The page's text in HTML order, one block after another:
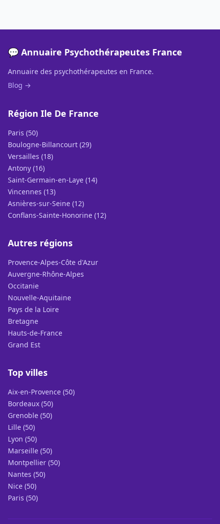
💬 Annuaire Psychothérapeutes France
Annuaire des psychothérapeutes en France.
Blog →
Région Ile De France
Paris (50)
Boulogne-Billancourt (29)
Versailles (18)
Antony (16)
Saint-Germain-en-Laye (14)
Vincennes (13)
Asnières-sur-Seine (12)
Conflans-Sainte-Honorine (12)
Autres régions
Provence-Alpes-Côte d'Azur
Auvergne-Rhône-Alpes
Occitanie
Nouvelle-Aquitaine
Pays de la Loire
Bretagne
Hauts-de-France
Grand Est
Top villes
Aix-en-Provence (50)
Bordeaux (50)
Grenoble (50)
Lille (50)
Lyon (50)
Marseille (50)
Montpellier (50)
Nantes (50)
Nice (50)
Paris (50)